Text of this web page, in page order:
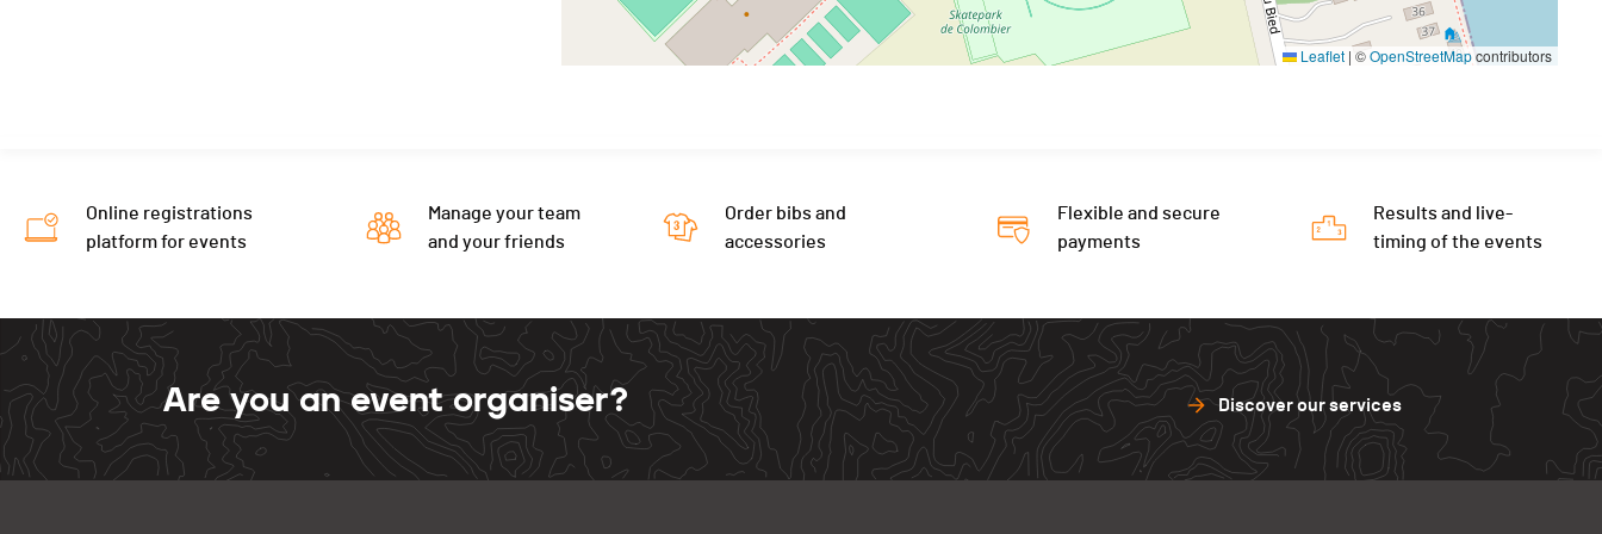
Leaflet | ©OpenStreetMapcontributors
Online registrations
platform for events
Manage your team
and your friends
Order bibs and
accessories
Flexible and secure
payments
Results and live-
timing of the events
Are you an event organiser? Discover our services